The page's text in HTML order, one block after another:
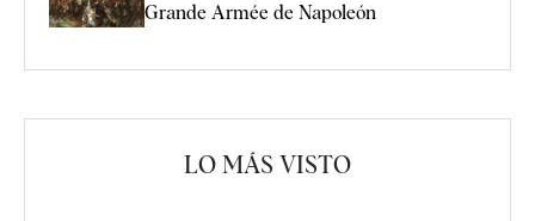
Grande Armée de Napoleón
LO MÁS VISTO